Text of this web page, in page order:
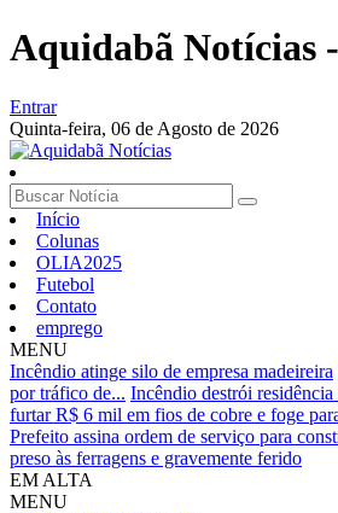
Aquidabã Notícias
Entrar
Quinta-feira, 06 de Agosto de 2026
Início
Colunas
OLIA2025
Futebol
Contato
emprego
MENU
Incêndio atinge silo de empresa madeireira
por tráfico de... Incêndio destrói
furtar R$ 6 mil em fios de cobre e foge
Prefeito assina ordem de serviço para
preso às ferragens e gravemente ferido
EM ALTA
MENU